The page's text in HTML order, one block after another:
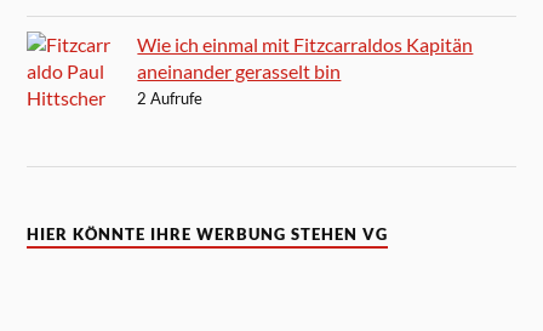
Wie ich einmal mit Fitzcarraldos Kapitän
aneinander gerasselt bin
2 Aufrufe
HIER KÖNNTE IHRE WERBUNG STEHEN VG